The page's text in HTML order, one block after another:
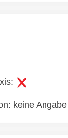
keine Angabe